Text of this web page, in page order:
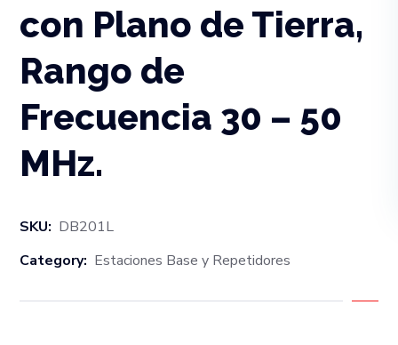
con Plano de Tierra,
Rango de
Frecuencia 30 – 50
MHz.
SKU: DB201L
Category: Estaciones Base y Repetidores